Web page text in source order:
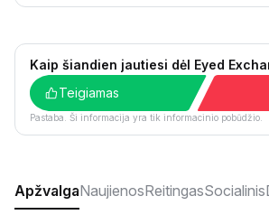
Kaip šiandien jautiesi dėl Eyed
Teigiamas
Pastaba. Ši informacija yra tik informacinio pobūdžio.
ApžvalgaNaujienosReitingasSocialinis